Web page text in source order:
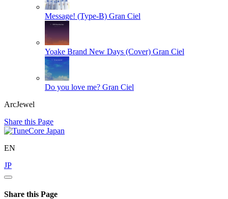
Message! (Type-B) Gran Ciel
Yoake Brand New Days (Cover) Gran Ciel
Do you love me? Gran Ciel
ArcJewel
Share this Page
EN
JP
Share this Page